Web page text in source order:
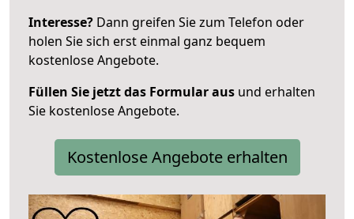
Interesse? Dann greifen Sie zum Telefon oder
holen Sie sich erst einmal ganz bequem
kostenlose Angebote.
Füllen Sie jetzt das Formular aus und erhalten
Sie kostenlose Angebote.
Kostenlose Angebote erhalten